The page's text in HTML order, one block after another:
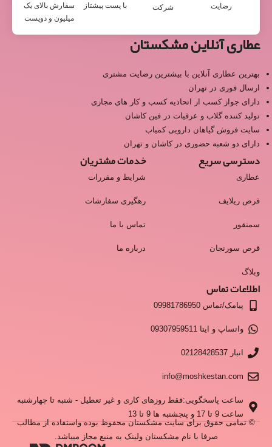
رضایت
شرکت
با پست پیشتاز
سفارش بالای یک
میلیون و دویست
عطاری آنلاین مشکستان
بهترین عطاری آنلاین با بیشترین رضایت مشتری
ارسال فوری در تهران
دارای جواز کسب از اتحادیه کسب و کار های مجازی
تولید کننده گلاب و عرقیات در فین کاشان
سایت فروش گیاهان دارویی کمیاب
دارای دو شعبه حضوری در کاشان و تهران
دسترسی سریع
عطاری
قرص ریلایف
سمنقور
قرص سورنجان
وبلاگ
خدمات مشتریان
شرایط و مقررات
رهگیری سفارشات
تماس با ما
درباره ما
اطلاعات تماس
پیامک/تماس 09981786950
واتساپ و ایتا 09307959511
انبار 02128428537
info@moshkestan.com
ساعت پاسخگویی:فقط روزهای کاری و غیر تعطیل - شنبه تا چهارشنبه
ساعت 9 تا 17 و پنجشنبه ها 9 تا 13
© تمامی حقوق برای سایت مشکستان محفوظ بوده واستفاده از مطالب
صرفا با نام مشکستان ولینک به منبع مجاز میباشد.